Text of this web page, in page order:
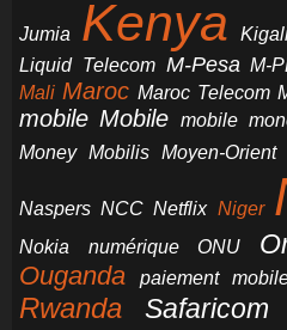
Jumia Kenya
Liquid Telecom M-Pesa M-
Mali Maroc Maroc Telecom
mobile Mobile mobile
Money Mobilis Moyen-Orient
Naspers NCC Netflix Niger
Nokia
numérique ONU
Ouganda paiement
Rwanda Safaricom